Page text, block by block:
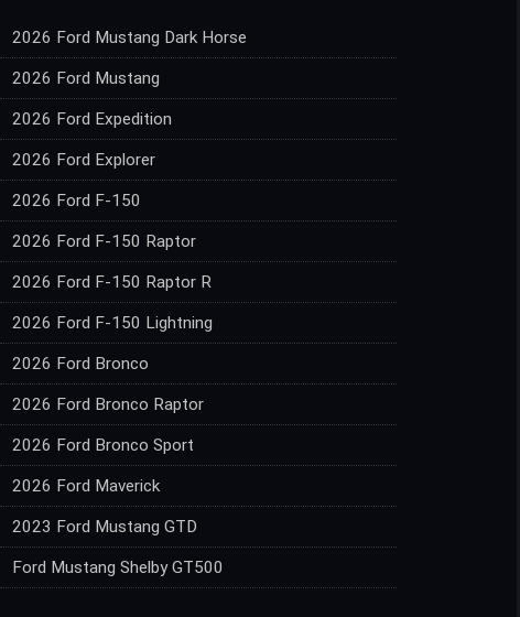
2026 Ford Mustang Dark Horse
2026 Ford Mustang
2026 Ford Expedition
2026 Ford Explorer
2026 Ford F-150
2026 Ford F-150 Raptor
2026 Ford F-150 Raptor R
2026 Ford F-150 Lightning
2026 Ford Bronco
2026 Ford Bronco Raptor
2026 Ford Bronco Sport
2026 Ford Maverick
2023 Ford Mustang GTD
Ford Mustang Shelby GT500